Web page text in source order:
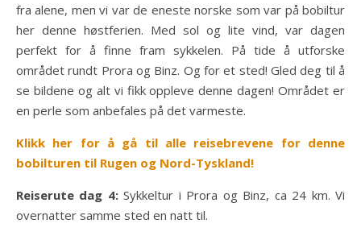
fra alene, men vi var de eneste norske som var på bobiltur
her denne høstferien. Med sol og lite vind, var dagen
perfekt for å finne fram sykkelen. På tide å utforske
området rundt Prora og Binz. Og for et sted! Gled deg til å
se bildene og alt vi fikk oppleve denne dagen! Området er
en perle som anbefales på det varmeste.
Klikk her for å gå til alle reisebrevene for denne
bobilturen til Rugen og Nord-Tyskland!
Reiserute dag 4:Sykkeltur i Prora og Binz, ca 24 km. Vi
overnatter samme sted en natt til.